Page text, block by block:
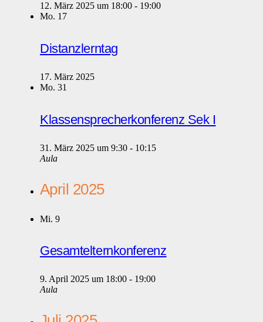
12. März 2025 um 18:00 - 19:00
Mo. 17
Distanzlerntag
17. März 2025
Mo. 31
Klassensprecherkonferenz Sek I
31. März 2025 um 9:30 - 10:15
Aula
April 2025
Mi. 9
Gesamtelternkonferenz
9. April 2025 um 18:00 - 19:00
Aula